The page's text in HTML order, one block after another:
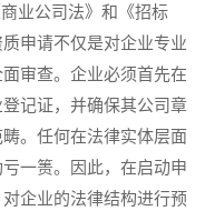
业公司法》和《招标
申请不仅是对企业专业
审查。企业必须首先在
记证，并确保其公司章
。任何在法律实体层面
一篑。因此，在启动申
企业的法律结构进行预